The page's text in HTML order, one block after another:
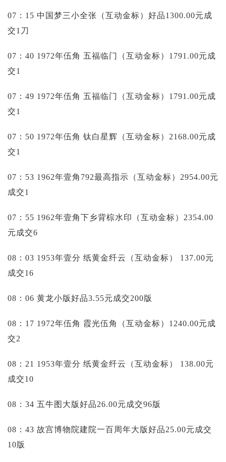
07：15 中国梦三小全张（互动金标）好品1300.00元成
交1刀
07：40 1972年伍角 五福临门（互动金标）1791.00元成
交1
07：49 1972年伍角 五福临门（互动金标）1791.00元成
交1
07：50 1972年伍角 钛白星辉（互动金标）2168.00元成
交1
07：53 1962年壹角792最高指示（互动金标）2954.00元
成交1
07：55 1962年壹角下乡背棕水印（互动金标）2354.00
元成交6
08：03 1953年壹分 纸黄金纤云（互动金标）
137.00元
成交16
08：06 黄龙小版好品3.55元成交200版
08：17 1972年伍角 霞光伍角（互动金标）1240.00元成
交2
08：21 1953年壹分 纸黄金纤云（互动金标）
138.00元
成交10
08：34 五牛图大版好品26.00元成交96版
08：43 故宫博物院建院一百周年大版好品25.00元成交
10版